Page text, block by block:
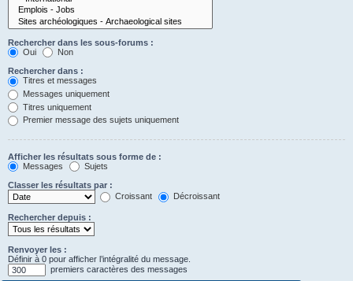
Rechercher dans les sous-forums :
Oui
Non
Rechercher dans :
Titres et messages
Messages uniquement
Titres uniquement
Premier message des sujets uniquement
Afficher les résultats sous forme de :
Messages
Sujets
Classer les résultats par :
Croissant
Décroissant
Rechercher depuis :
Renvoyer les :
Définir à 0 pour afficher l’intégralité du message.
premiers caractères des messages